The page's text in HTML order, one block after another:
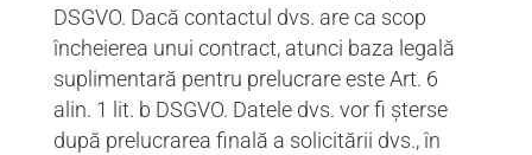
DSGVO. Dacă contactul dvs. are ca scop
încheierea unui contract, atunci baza legală
suplimentară pentru prelucrare este Art. 6
alin. 1 lit. b DSGVO. Datele dvs. vor fi șterse
după prelucrarea finală a solicitării dvs., în